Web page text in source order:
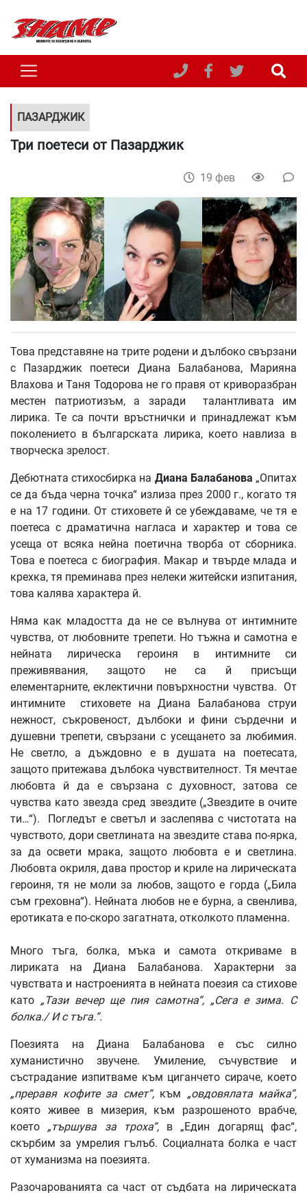
ПАЗАРДЖИК
Три поетеси от Пазарджик
19 фев
Това представяне на трите родени и дълбоко свързани
с Пазарджик поетеси Диана Балабанова, Марияна
Влахова и Таня Тодорова не го правя от криворазбран
местен патриотизъм, а заради талантливата им
лирика. Те са почти връстнички и принадлежат към
поколението в българската лирика, което навлиза в
творческа зрелост.
Дебютната стихосбирка на Диана Балабанова „Опитах
се да бъда черна точка“ излиза през 2000 г., когато тя
е на 17 години. От стиховете й се убеждаваме, че тя е
поетеса с драматична нагласа и характер и това се
усеща от всяка нейна поетична творба от сборника.
Това е поетеса с биография. Макар и твърде млада и
крехка, тя преминава през нелеки житейски изпитания,
това калява характера й.
Няма как младостта да не се вълнува от интимните
чувства, от любовните трепети. Но тъжна и самотна е
нейната лирическа героиня в интимните си
преживявания, защото не са й присъщи
елементарните, еклектични повърхностни чувства. От
интимните стиховете на Диана Балабанова струи
нежност, съкровеност, дълбоки и фини сърдечни и
душевни трепети, свързани с усещането за любимия.
Не светло, а дъждовно е в душата на поетесата,
защото притежава дълбока чувствителност. Тя мечтае
любовта й да е свързана с духовност, затова се
чувства като звезда сред звездите („Звездите в очите
ти…“). Погледът е светъл и заслепява с чистотата на
чувството, дори светлината на звездите става по-ярка,
за да освети мрака, защото любовта е и светлина.
Любовта окриля, дава простор и криле на лирическата
героиня, тя не моли за любов, защото е горда („Била
съм греховна“). Нейната любов не е бурна, а свенлива,
еротиката е по-скоро загатната, отколкото пламенна.
Много тъга, болка, мъка и самота откриваме в
лириката на Диана Балабанова. Характерни за
чувствата и настроенията в нейната поезия са стихове
като „Тази вечер ще пия самотна“, „Сега е зима. С
болка./ И с тъга.“.
Поезията на Диана Балабанова е със силно
хуманистично звучене. Умиление, съчувствие и
състрадание изпитваме към циганчето сираче, което
„преравя кофите за смет“,към „овдовялата майка“,
която живее в мизерия, към разрошеното врабче,
което „тършува за троха“,в „Един догарящ фас“,
скърбим за умрелия гълъб. Социалната болка е част
от хуманизма на поезията.
Разочарованията са част от съдбата на лирическата